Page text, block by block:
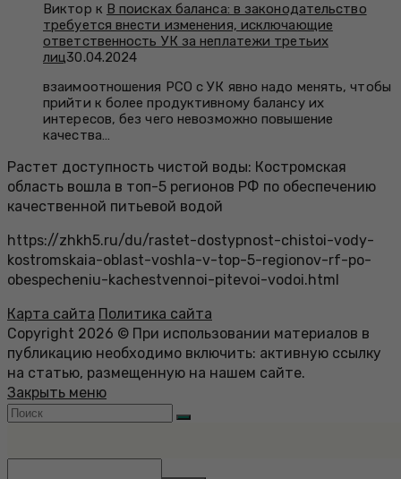
Виктор к В поисках баланса: в законодательство
требуется внести изменения, исключающие
ответственность УК за неплатежи третьих
лиц30.04.2024
взаимоотношения РСО с УК явно надо менять, чтобы
прийти к более продуктивному балансу их
интересов, без чего невозможно повышение
качества…
Растет доступность чистой воды: Костромская
область вошла в топ-5 регионов РФ по обеспечению
качественной питьевой водой
https://zhkh5.ru/du/rastet-dostypnost-chistoi-vody-
kostromskaia-oblast-voshla-v-top-5-regionov-rf-po-
obespecheniu-kachestvennoi-pitevoi-vodoi.html
Карта сайта Политика сайта
Copyright 2026 © При использовании материалов в
публикацию необходимо включить: активную ссылку
на статью, размещенную на нашем сайте.
Закрыть меню